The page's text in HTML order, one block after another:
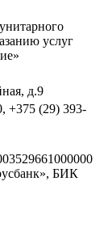
услуг
д.9
+375 (29) 393-
БИК